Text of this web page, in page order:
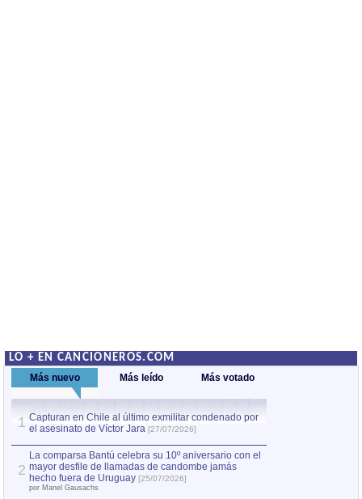
LO + EN CANCIONEROS.COM
Más nuevo Más leído Más votado
1 Capturan en Chile al último exmilitar condenado por
el asesinato de Víctor Jara [27/07/2026]
2
La comparsa Bantú celebra su 10º aniversario con el
mayor desfile de llamadas de candombe jamás
hecho fuera de Uruguay [25/07/2026]
por Manel Gausachs